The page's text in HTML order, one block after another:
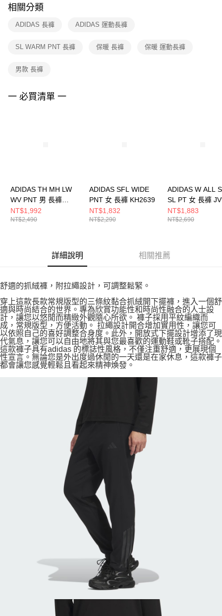
※ 交易是否成功請以「AFTEE先享後付 」之結帳頁面顯示為準，若有關於
是否繳費成功／繳費後需取消欲退款等相關疑問，請聯繫「AFTEE先享後付
客戶支援中心」https://netprotections.freshdesk.com/support/home
１．透過由恩沛科技股份有限公司提供之「AFTEE先享後付」服務完成之交
權轉讓予恩沛科技股份有限公司。
３．未成年的使用者請事先徵得法定代理人或監護人之同意方可使用
「AFTEE先享後付」，若未經同意申辦者引起之損失，本公司不負相關責
相關分類
ADIDAS 長褲 ADIDAS 運動長褲
SL WARM PNT 長褲 保暖 長褲 保暖 運動長褲
男款 長褲
一 必買清單 一
ADIDAS TH MH LW
WV PNT 男 長褲
KR2551
NT$1,992
NT$2,490
ADIDAS SFL WIDE
PNT 女 長褲 KH2639
NT$1,832
NT$2,290
ADIDAS W ALL
SL PT 女 長褲
NT$1,883
NT$2,690
詳細說明 相關推薦
舒適的抓絨褲，附拉繩設計，可調整鬆緊。
穿上這款長款常規版型的三條紋黏合抓絨開下擺褲，進入一個舒
適與時尚結合的世界。專為欣賞功能性和時尚性融合的人士設
計，讓您以悠閒而精緻外觀隨心所欲。 褲子採用平紋編織而
成，常規版型，方便活動。 拉繩設計開合增加實用性，讓您可
以依照自己的喜好調整合身度。此外，開放式下擺設計增添了現
代氣息，讓您可以自由地將其與您最喜歡的運動鞋或靴子搭配。
這款褲子具有adidas 的標誌性風格，不僅注重舒適，更展現個
性宣言。無論您是外出度過休閒的一天還是在家休息，這款褲子
都會讓您感覺輕鬆且看起來精神煥發。